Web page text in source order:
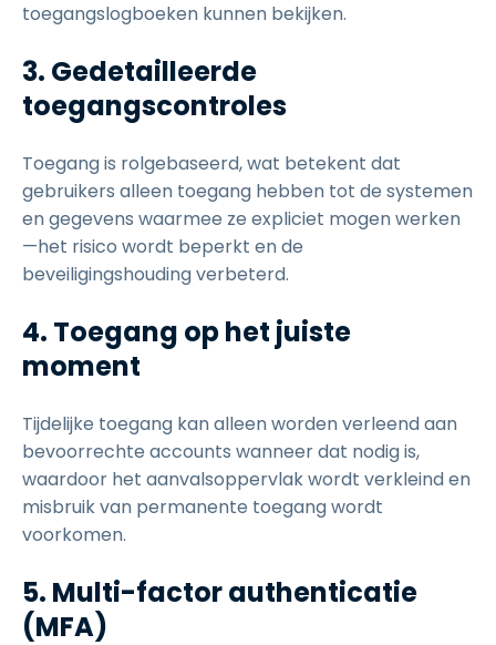
toegangslogboeken kunnen bekijken.
3. Gedetailleerde
toegangscontroles
Toegang is rolgebaseerd, wat betekent dat
gebruikers alleen toegang hebben tot de systemen
en gegevens waarmee ze expliciet mogen werken
—het risico wordt beperkt en de
beveiligingshouding verbeterd.
4. Toegang op het juiste
moment
Tijdelijke toegang kan alleen worden verleend aan
bevoorrechte accounts wanneer dat nodig is,
waardoor het aanvalsoppervlak wordt verkleind en
misbruik van permanente toegang wordt
voorkomen.
5. Multi-factor authenticatie
(MFA)